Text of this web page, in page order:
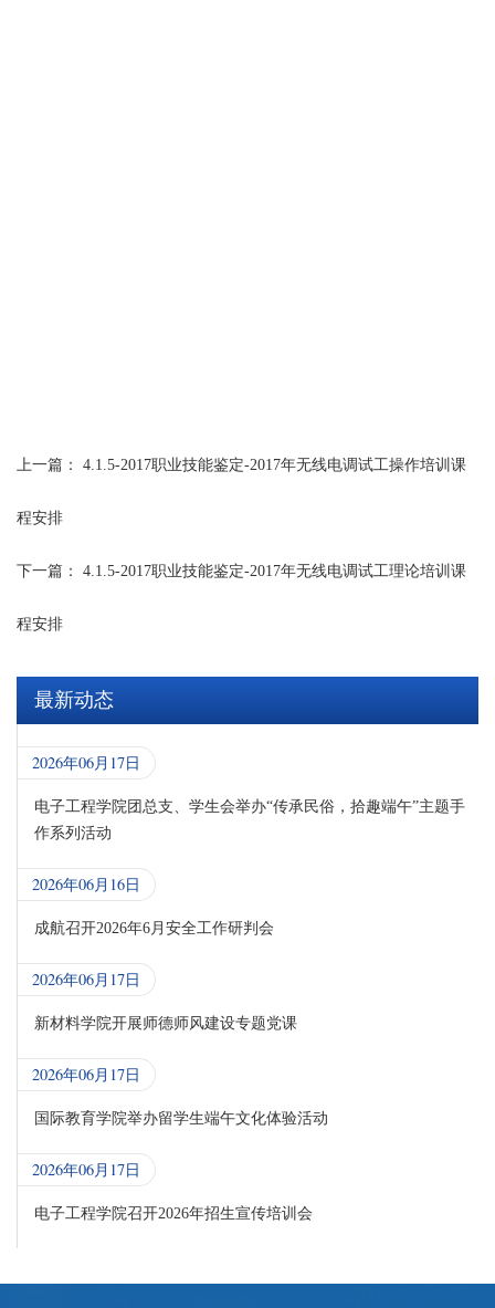
上一篇： 4.1.5-2017职业技能鉴定-2017年无线电调试工操作培训课
程安排
下一篇： 4.1.5-2017职业技能鉴定-2017年无线电调试工理论培训课
程安排
最新动态
2026年06月17日
电子工程学院团总支、学生会举办“传承民俗，拾趣端午”主题手
作系列活动
2026年06月16日
成航召开2026年6月安全工作研判会
2026年06月17日
新材料学院开展师德师风建设专题党课
2026年06月17日
国际教育学院举办留学生端午文化体验活动
2026年06月17日
电子工程学院召开2026年招生宣传培训会